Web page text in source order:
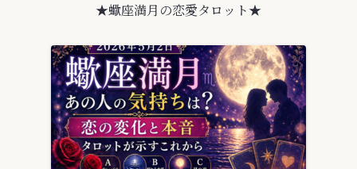
★蠍座満月の恋愛タロット★